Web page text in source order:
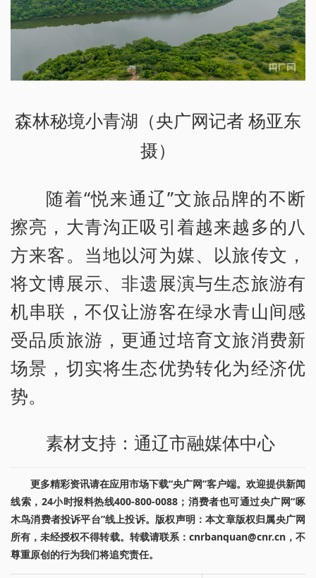
森林秘境小青湖（央广网记者 杨亚东
摄）
随着“悦来通辽”文旅品牌的不断
擦亮，大青沟正吸引着越来越多的八
方来客。当地以河为媒、以旅传文，
将文博展示、非遗展演与生态旅游有
机串联，不仅让游客在绿水青山间感
受品质旅游，更通过培育文旅消费新
场景，切实将生态优势转化为经济优
势。
素材支持：通辽市融媒体中心
更多精彩资讯请在应用市场下载“央广网”客户端。欢迎提供新闻
线索，24小时报料热线400-800-0088；消费者也可通过央广网“啄
木鸟消费者投诉平台”线上投诉。版权声明：本文章版权归属央广网
所有，未经授权不得转载。转载请联系：cnrbanquan@cnr.cn，不
尊重原创的行为我们将追究责任。